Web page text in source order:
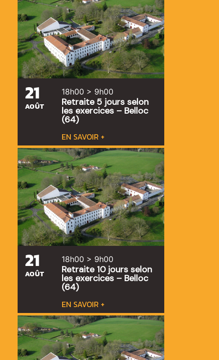
21
AOÛT
18h00 > 9h00
Retraite 5 jours selon
les exercices – Belloc
(64)
EN SAVOIR +
21
AOÛT
18h00 > 9h00
Retraite 10 jours selon
les exercices – Belloc
(64)
EN SAVOIR +